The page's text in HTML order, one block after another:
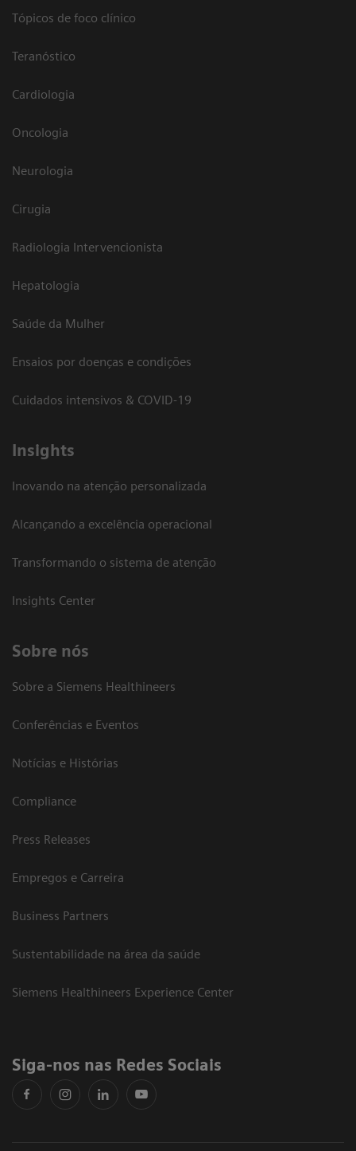
Tópicos de foco clínico
Teranóstico
Cardiologia
Oncologia
Neurologia
Cirugia
Radiologia Intervencionista
Hepatologia
Saúde da Mulher
Ensaios por doenças e condições
Cuidados intensivos & COVID-19
Insights
Inovando na atenção personalizada
Alcançando a excelência operacional
Transformando o sistema de atenção
Insights Center
Sobre nós
Sobre a Siemens Healthineers
Conferências e Eventos
Notícias e Histórias
Compliance
Press Releases
Empregos e Carreira
Business Partners
Sustentabilidade na área da saúde
Siemens Healthineers Experience Center
Siga-nos nas Redes Sociais